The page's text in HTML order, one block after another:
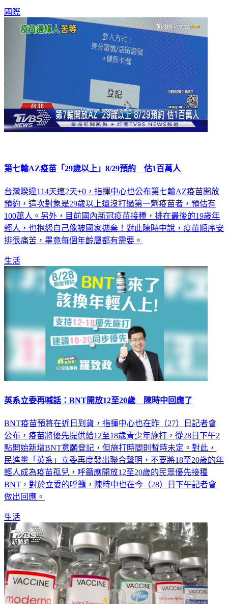
國際
第七輪AZ疫苗「29歲以上」8/29預約 估1百萬人
台灣睽違114天連2天+0，指揮中心也公布第七輪AZ疫苗開放
預約，這次對象是29歲以上還沒打過第一劑疫苗者，預估有
100萬人。另外，目前國內新冠疫苗接種，排在最後的19歲年
輕人，也抱怨自己像被國家拋棄！對此陳時中說，疫苗順序安
排很痛苦，畢竟每個年齡層都有需要。
生活
英系立委再喊話：BNT開放12至20歲 陳時中回應了
BNT疫苗預將在近日到貨，指揮中心也在昨（27）日記者會
公布，疫苗將優先提供給12至18歲青少年施打，從28日下午2
點開始新增BNT意願登記，但施打時間則暫時未定。對此，
民進黨「英系」立委再度發出聯合聲明，不要將18至20歲的年
輕人成為疫苗孤兒，呼籲應開放12至20歲的民眾優先接種
BNT，對於立委的呼籲，陳時中也在今（28）日下午記者會
做出回應。
生活